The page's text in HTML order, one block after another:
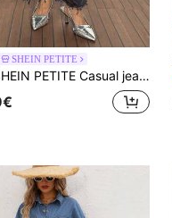
SHEIN PETITE
PETITE Casual jeans voor dames voor dagelijks gebruik met zak, knoop en distressed design